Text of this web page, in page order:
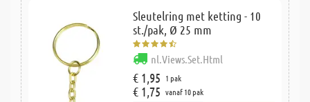
Sleutelring met ketting - 10
st./pak, Ø 25 mm
nl.Views.Set.Html
€ 1,95 1 pak
€ 1,75 vanaf 10 pak